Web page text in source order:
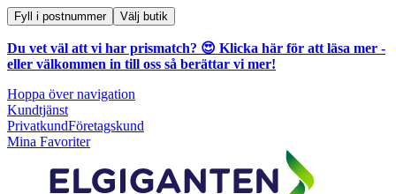
Fyll i postnummer Välj butik
Du vet väl att vi har prismatch? 😍 Klicka här för att läsa mer -
eller välkommen in till oss så berättar vi mer!
Hoppa över navigation
Kundtjänst
PrivatkundFöretagskund
Mina Favoriter